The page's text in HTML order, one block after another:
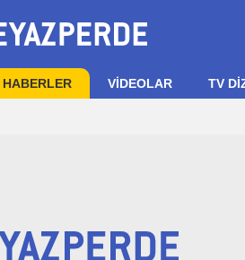
HABERLER VIDEOLAR TV